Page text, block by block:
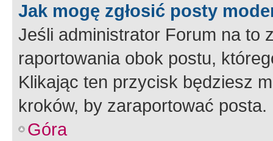
Jak mogę zgłosić posty
Jeśli administrator Forum na to
raportowania obok postu,
Klikając ten przycisk będziesz
kroków, by zaraportować posta.
Góra